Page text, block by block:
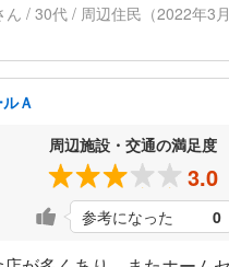
ん / 30代 / 周辺住民（2022年3
Ａ
周辺施設・交通の満足度
3.0
参考になった 0